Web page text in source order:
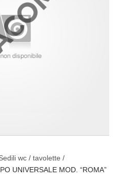
wc / tavolette /
UNIVERSALE MOD. “ROMA”